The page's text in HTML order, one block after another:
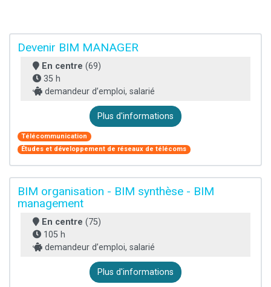
Devenir BIM MANAGER
En centre (69)
35 h
demandeur d’emploi, salarié
Plus d'informations
Télécommunication
Études et développement de réseaux de télécoms
BIM organisation - BIM synthèse - BIM
management
En centre (75)
105 h
demandeur d’emploi, salarié
Plus d'informations